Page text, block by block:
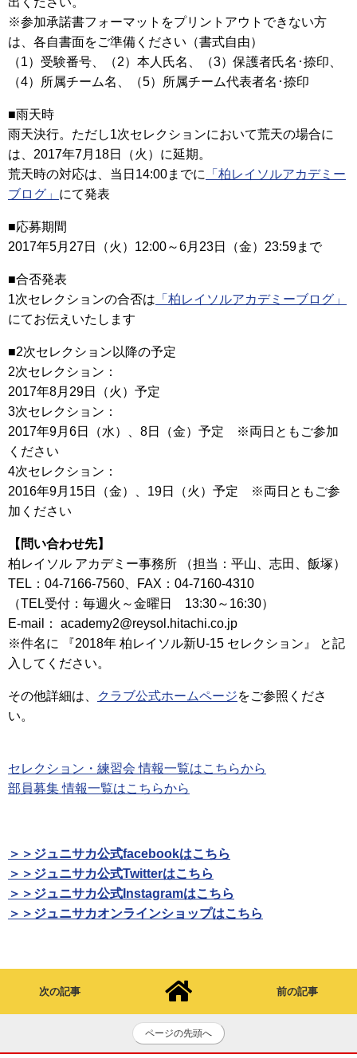
※参加承諾書フォーマットをプリントアウトできない方
は、各自書面をご準備ください（書式自由）
（1）受験番号、（2）本人氏名、（3）保護者氏名･捺印、
（4）所属チーム名、（5）所属チーム代表者名･捺印
■雨天時
雨天決行。ただし1次セレクションにおいて荒天の場合に
は、2017年7月18日（火）に延期。
荒天時の対応は、当日14:00までに
「柏レイソルアカデミー
ブログ」 にて発表
■応募期間
2017年5月27日（火）12:00～6月23日（金）23:59まで
■合否発表
1次セレクションの合否は 「柏レイソルアカデミーブログ」
にてお伝えいたします
■2次セレクション以降の予定
2次セレクション：
2017年8月29日（火）予定
3次セレクション：
2017年9月6日（水）、8日（金）予定 ※両日ともご参加
ください
4次セレクション：
2016年9月15日（金）、19日（火）予定 ※両日ともご参
加ください
【問い合わせ先】
柏レイソル アカデミー事務所 （担当：平山、志田、飯塚）
TEL：04-7166-7560、FAX：04-7160-4310
（TEL受付：毎週火～金曜日 13:30～16:30）
E-mail： academy2@reysol.hitachi.co.jp
※件名に 『2018年 柏レイソル新U-15 セレクション』 と記
入してください。
その他詳細は、 クラブ公式ホームページをご参照くださ
い。
セレクション・練習会 情報一覧はこちらから
部員募集 情報一覧はこちらから
＞＞ジュニサカ公式facebookはこちら
＞＞ジュニサカ公式Twitterはこちら
＞＞ジュニサカ公式Instagramはこちら
＞＞ジュニサカオンラインショップはこちら
次の記事 前の記事
ページの先頭へ